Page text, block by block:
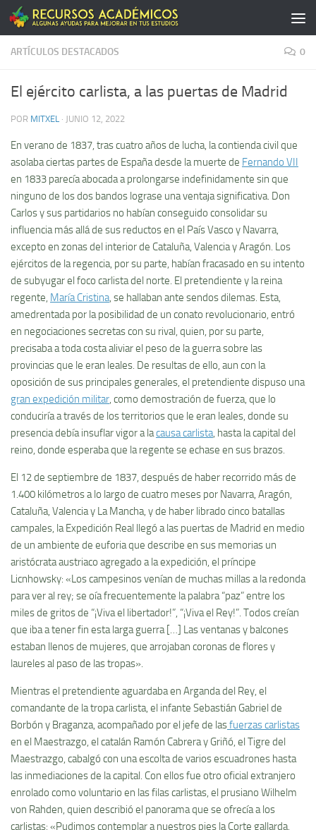
Saltar al contenido
ARTÍCULOS DESTACADOS 0
El ejército carlista, a las puertas de Madrid
POR MITXEL · JUNIO 12, 2022
En verano de 1837, tras cuatro años de lucha, la contienda civil que
asolaba ciertas partes de España desde la muerte de Fernando VII
en 1833 parecía abocada a prolongarse indefinidamente sin que
ninguno de los dos bandos lograse una ventaja significativa. Don
Carlos y sus partidarios no habían conseguido consolidar su
influencia más allá de sus reductos en el País Vasco y Navarra,
excepto en zonas del interior de Cataluña, Valencia y Aragón. Los
ejércitos de la regencia, por su parte, habían fracasado en su intento
de subyugar el foco carlista del norte. El pretendiente y la reina
regente, María Cristina, se hallaban ante sendos dilemas. Esta,
amedrentada por la posibilidad de un conato revolucionario, entró
en negociaciones secretas con su rival, quien, por su parte,
precisaba a toda costa aliviar el peso de la guerra sobre las
provincias que le eran leales. De resultas de ello, aun con la
oposición de sus principales generales, el pretendiente dispuso una
gran expedición militar, como demostración de fuerza, que lo
conduciría a través de los territorios que le eran leales, donde su
presencia debía insuflar vigor a lacausa carlista, hasta la capital del
reino, donde esperaba que la regente se echase en sus brazos.
El 12 de septiembre de 1837, después de haber recorrido más de
1.400 kilómetros a lo largo de cuatro meses por Navarra, Aragón,
Cataluña, Valencia y La Mancha, y de haber librado cinco batallas
campales, la Expedición Real llegó a las puertas de Madrid en medio
de un ambiente de euforia que describe en sus memorias un
aristócrata austriaco agregado a la expedición, el príncipe
Licnhowsky: «Los campesinos venían de muchas millas a la redonda
para ver al rey; se oía frecuentemente la palabra “paz” entre los
miles de gritos de “¡Viva el libertador!”, “¡Viva el Rey!”. Todos creían
que iba a tener fin esta larga guerra […] Las ventanas y balcones
estaban llenos de mujeres, que arrojaban coronas de flores y
laureles al paso de las tropas».
Mientras el pretendiente aguardaba en Arganda del Rey, el
comandante de la tropa carlista, el infante Sebastián Gabriel de
Borbón y Braganza, acompañado por el jefe de lasfuerzas carlistas
en el Maestrazgo, el catalán Ramón Cabrera y Griñó, el Tigre del
Maestrazgo, cabalgó con una escolta de varios escuadrones hasta
las inmediaciones de la capital. Con ellos fue otro oficial extranjero
enrolado como voluntario en las filas carlistas, el prusiano Wilhelm
von Rahden, quien describió el panorama que se ofrecía a los
carlistas: «Pudimos contemplar a nuestros pies la Corte gallarda,